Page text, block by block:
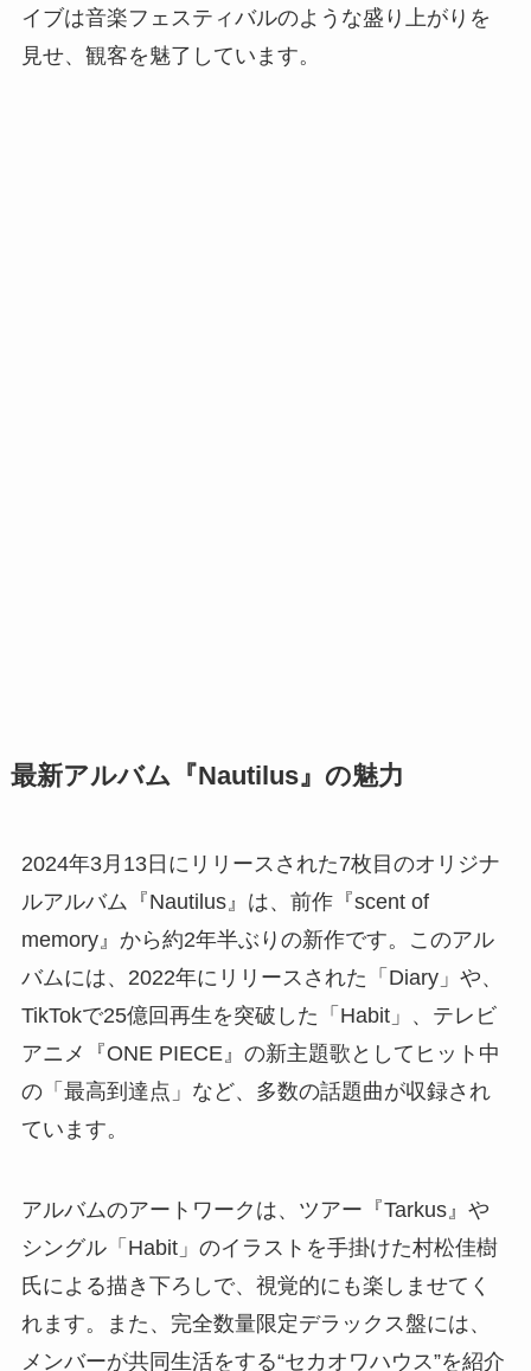
イブは音楽フェスティバルのような盛り上がりを
見せ、観客を魅了しています。
最新アルバム『Nautilus』の魅力
2024年3月13日にリリースされた7枚目のオリジナ
ルアルバム『Nautilus』は、前作『scent of
memory』から約2年半ぶりの新作です。このアル
バムには、2022年にリリースされた「Diary」や、
TikTokで25億回再生を突破した「Habit」、テレビ
アニメ『ONE PIECE』の新主題歌としてヒット中
の「最高到達点」など、多数の話題曲が収録され
ています。
アルバムのアートワークは、ツアー『Tarkus』や
シングル「Habit」のイラストを手掛けた村松佳樹
氏による描き下ろしで、視覚的にも楽しませてく
れます。また、完全数量限定デラックス盤には、
メンバーが共同生活をする“セカオワハウス”を紹介